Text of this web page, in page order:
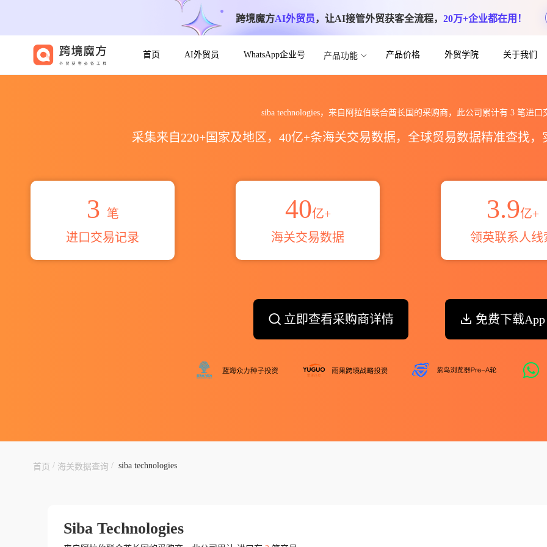
跨境魔方AI外贸员，让AI接管外贸获客全流程， 20万+企业都在用！
首页 AI外贸员 WhatsApp企业号 产品功能 产品价格 外贸学院 关于我们
siba technologies，来自阿拉伯联合酋长国的采购商，此公司累计有 3笔进口
采集来自220+国家及地区，40亿+条海关交易数据，全球贸易数据精准查找
3 笔
进口交易记录
40亿+
海关交易数据
3.9亿+
领英联系人线
立即查看采购商详情 免费下载App
首页 / 海关数据查询 / siba technologies
Siba Technologies